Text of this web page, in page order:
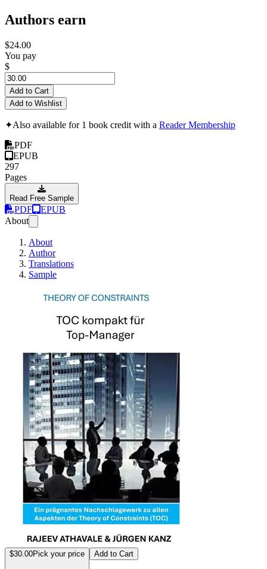
Authors earn
$24.00
You pay
$
Add to Cart
Add to Wishlist
✦Also available for 1 book credit with a Reader Membership
PDF
EPUB
297
Pages
Read Free Sample
PDF
EPUB
About
About
Author
Translations
Sample
$30.00Pick your price Add to Cart